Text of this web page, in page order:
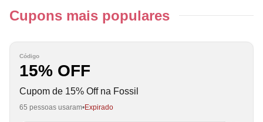
Cupons mais populares
Código
15% OFF
Cupom de 15% Off na Fossil
65 pessoas usaram Expirado